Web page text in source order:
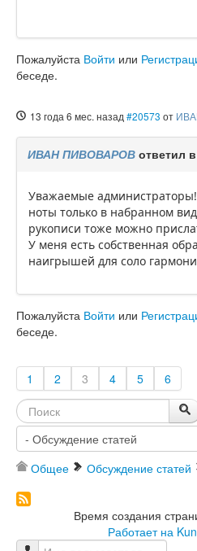
Пожалуйста Войти или
беседе.
13 года 6 мес. назад #20573 от
ИВАН ПИВОВАРОВ ответил
Уважаемые
ноты только в набранном
рукописи тоже можно
У меня есть собственная
наигрышей для соло
Пожалуйста Войти или
беседе.
1 2 3 4 5 6
Общее Обсуждение статей
Время создания
Работает на